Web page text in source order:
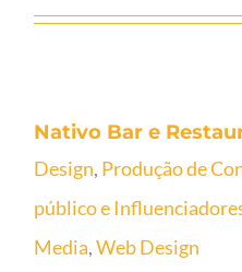
Nativo Bar e
Design, Produção de
público e
Media,Web Design